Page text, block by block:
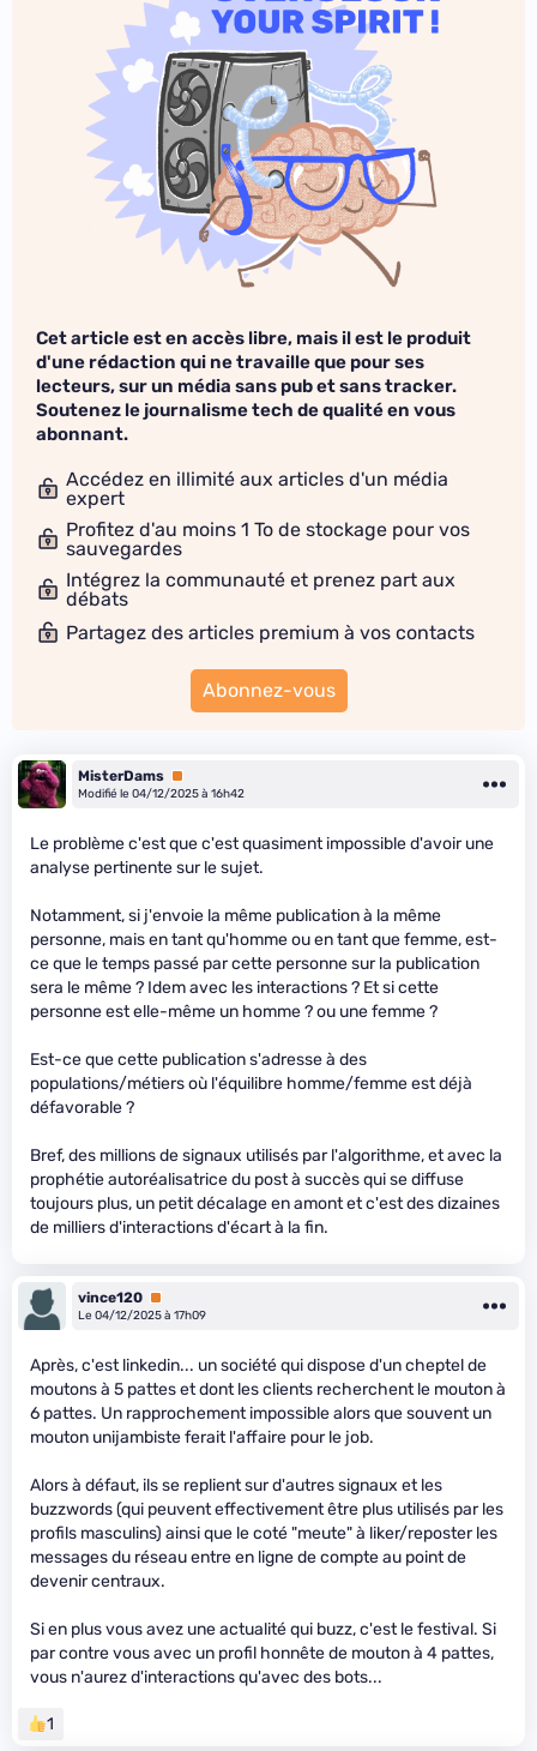
Cet article est en accès libre, mais il est le produit
d'une rédaction qui ne travaille que pour ses
lecteurs, sur un média sans pub et sans tracker.
Soutenez le journalisme tech de qualité en vous
abonnant.
Accédez en illimité aux articles d'un média
expert
Profitez d'au moins 1 To de stockage pour vos
sauvegardes
Intégrez la communauté et prenez part aux
débats
Partagez des articles premium à vos contacts
Abonnez-vous
MisterDams Premium
Modifié le 04/12/2025 à 16h42
Le problème c'est que c'est quasiment impossible d'avoir une
analyse pertinente sur le sujet.
Notamment, si j'envoie la même publication à la même
personne, mais en tant qu'homme ou en tant que femme, est-
ce que le temps passé par cette personne sur la publication
sera le même ? Idem avec les interactions ? Et si cette
personne est elle-même un homme ? ou une femme ?
Est-ce que cette publication s'adresse à des
populations/métiers où l'équilibre homme/femme est déjà
défavorable ?
Bref, des millions de signaux utilisés par l'algorithme, et avec la
prophétie autoréalisatrice du post à succès qui se diffuse
toujours plus, un petit décalage en amont et c'est des dizaines
de milliers d'interactions d'écart à la fin.
vince120 Premium
Le 04/12/2025 à 17h09
Après, c'est linkedin... un société qui dispose d'un cheptel de
moutons à 5 pattes et dont les clients recherchent le mouton à
6 pattes. Un rapprochement impossible alors que souvent un
mouton unijambiste ferait l'affaire pour le job.
Alors à défaut, ils se replient sur d'autres signaux et les
buzzwords (qui peuvent effectivement être plus utilisés par les
profils masculins) ainsi que le coté "meute" à liker/reposter les
messages du réseau entre en ligne de compte au point de
devenir centraux.
Si en plus vous avez une actualité qui buzz, c'est le festival. Si
par contre vous avec un profil honnête de mouton à 4 pattes,
vous n'aurez d'interactions qu'avec des bots...
1